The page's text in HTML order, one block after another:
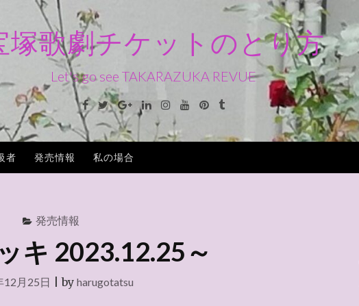
塚歌劇チケットのとり方
Let's go see TAKARAZUKA REVUE
Facebook
TwitterGoogle+LinkedinInstagramYoutubePinterest
Tumblr
者 発売情報 私の場合
発売情報
キ 2023.12.25～
12月25日 |by harugotatsu